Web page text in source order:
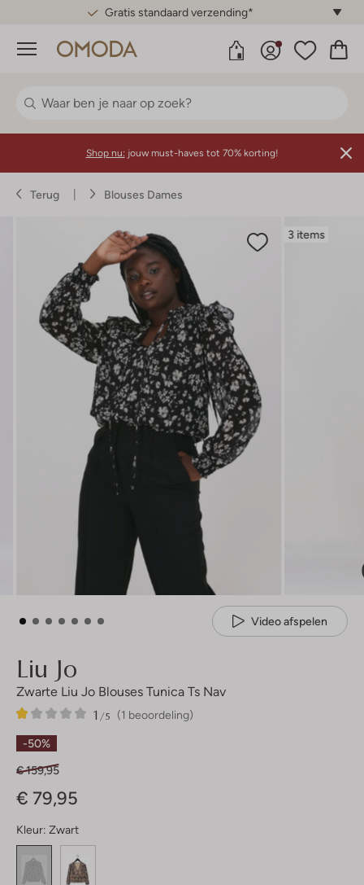
Gratis standaard verzending*
Menu
Shop nu: jouw must-haves tot 70% korting!
Terug Blouses Dames
3 items
Video afspelen
Liu Jo
Zwarte Liu Jo Blouses Tunica Ts Nav
(1 beoordeling)
1 /5
1
1
Ster
-50%
€ 159,95
€ 79,95
Kleur: Zwart